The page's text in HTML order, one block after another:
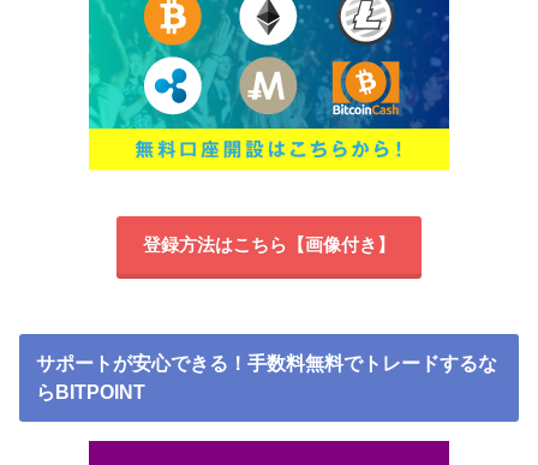
登録方法はこちら【画像付き】
サポートが安心できる！手数料無料でトレードするな
らBITPOINT